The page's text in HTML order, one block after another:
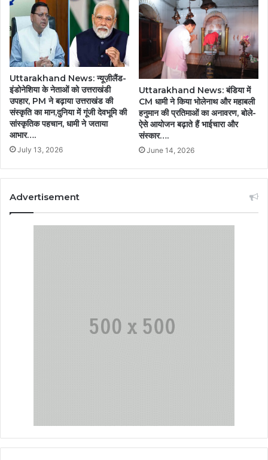
Uttarakhand News: न्यूज़ीलैंड-
इंडोनेशिया के नेताओं को उत्तराखंडी
उपहार, PM ने बढ़ाया उत्तराखंड की
संस्कृति का मान,दुनिया में गूंजी देवभूमि की
सांस्कृतिक पहचान, धामी ने जताया
आभार….
July 13, 2026
Uttarakhand News: बंडिया में
CM धामी ने किया भोलेनाथ और महाबली
हनुमान की प्रतिमाओं का अनावरण, बोले-
ऐसे आयोजन बढ़ाते हैं भाईचारा और
संस्कार….
June 14, 2026
Advertisement